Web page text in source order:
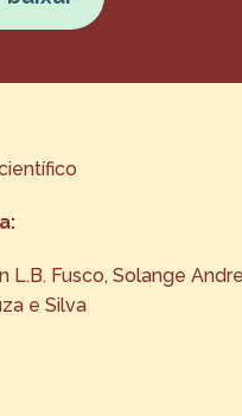
L.B. Fusco, Solange
e Silva